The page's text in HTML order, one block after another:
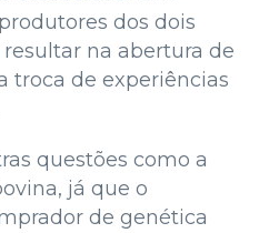
dos dois
na abertura de
troca de experiências
questões como a
já que o
de genética